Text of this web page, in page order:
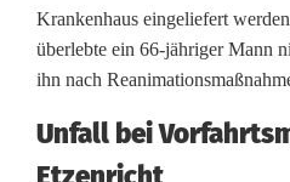
e
i
V
e
Krankenhaus eingeliefert
überlebte ein 66-jähriger Mann
ihn nach
Unfall bei